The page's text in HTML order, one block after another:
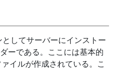
してサーバーにインストー
ーである。ここには基本的
イルが作成されている。こ